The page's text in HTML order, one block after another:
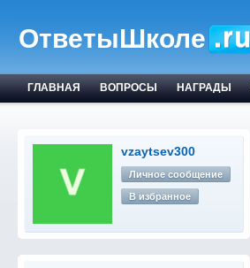
ОтветыШколе
ГЛАВНАЯ ВОПРОСЫ НАГРАДЫ
vzaytsev300
Личное сообщение
В избранное